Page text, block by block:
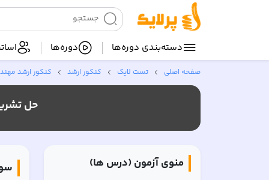
دسته‌بندی‌ دوره‌ها دوره‌ها
صفحه اصلی تست لایک کنکور ارشد کنکور ارشد
حل
منوی آزمون (درس ها)